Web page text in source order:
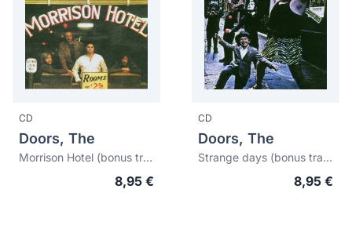
CD
Doors, The
Morrison Hotel (bonus tracks)
8,95 €
CD
Doors, The
Strange days (bonus tracks)
8,95 €